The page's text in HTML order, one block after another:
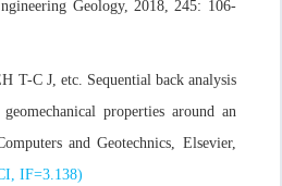
Geology, 2018, 245: 106-
T-C J, etc. Sequential back analysis
properties around an
and Geotechnics, Elsevier,
IF=3.138)